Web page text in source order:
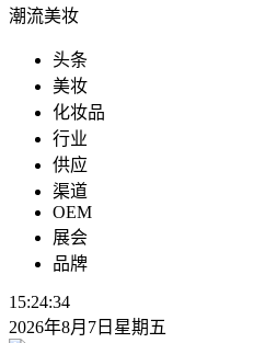
潮流美妆
头条
美妆
化妆品
行业
供应
渠道
OEM
展会
品牌
15:24:35
2026年8月7日星期五